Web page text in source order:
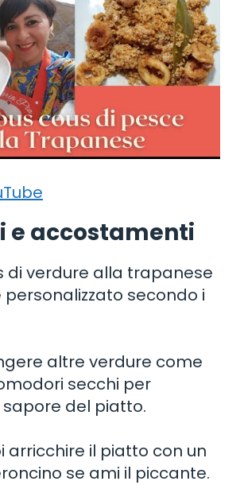
e accostamenti
di verdure alla trapanese
personalizzato secondo i
altre verdure come
secchi per
del piatto.
arricchire il piatto con un
se ami il piccante.